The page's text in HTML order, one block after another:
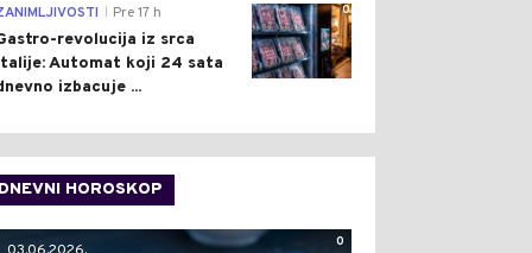
0
Pre 17 h
revolucija iz srca
Automat koji 24 sata
izbacuje ...
HOROSKOP
0